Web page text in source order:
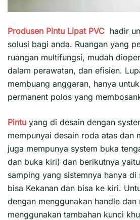
Produsen Pintu Lipat PVC hadir
solusi bagi anda. Ruangan yang
ruangan multifungsi, mudah
dalam perawatan, dan efisien.
membuang anggaran, hanya
permanent polos yang
Pintu yang di desain dengan
mempunyai desain roda atas dan
juga mempunya system buka
dan buka kiri) dan berikutnya
samping yang sistemnya hanya di
bisa Kekanan dan bisa ke kiri.
dengan menggunakan handle
menggunakan tambahan kunci